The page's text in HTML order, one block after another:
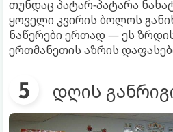
თუნდაც პატარ-პატარა
ყოველი კვირის ბოლოს
ნაწერები ერთად — ეს
ერთმანეთის აზრის
დღის